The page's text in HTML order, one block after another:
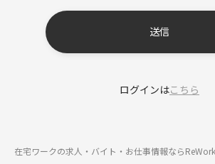
送信
ログインはこちら
在宅ワークの求人・バイト・お仕事情報なら